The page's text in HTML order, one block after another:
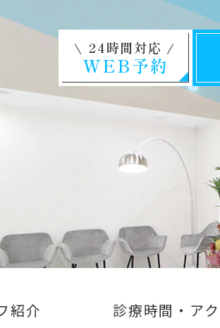
24時間対応
WEB予約
紹介 診療時間・ア